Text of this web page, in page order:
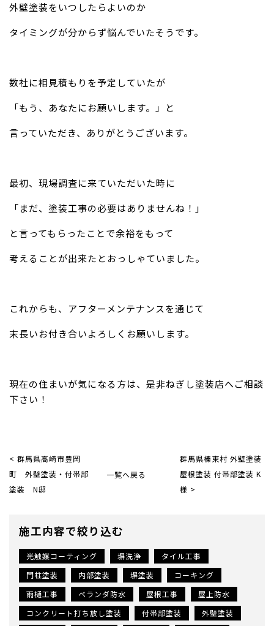
外壁塗装をいつしたらよいのか
タイミングが分からず悩んでいたそうです。
数社に相見積もりを予定していたが
「もう、あなたにお願いします。」と
言っていただき、ありがとうございます。
最初、現場調査に来ていただいた時に
「まだ、塗装工事の必要はありませんね！」
と言ってもらったことで余裕をもって
考えることが出来たとおっしゃていました。
これからも、アフターメンテナンスを通じて
末長いお付き合いよろしくお願いします。
現在の住まいが気になる方は、是非ねぎし塗装店へご相談
下さい！
< 群馬県高崎市豊岡
町 外壁塗装・付帯部
塗装 N邸
群馬県榛東村 外壁塗装
屋根塗装 付帯部塗装 K
様 >
一覧へ戻る
施工内容で絞り込む
光触媒コーティング 塀洗浄
タイル工事
門柱塗装
内部塗装 塀塗装
コーキング
雨樋工事
ベランダ防水 屋根工事
屋上防水
コンクリート打ち放し塗装
付帯部塗装 外壁塗装